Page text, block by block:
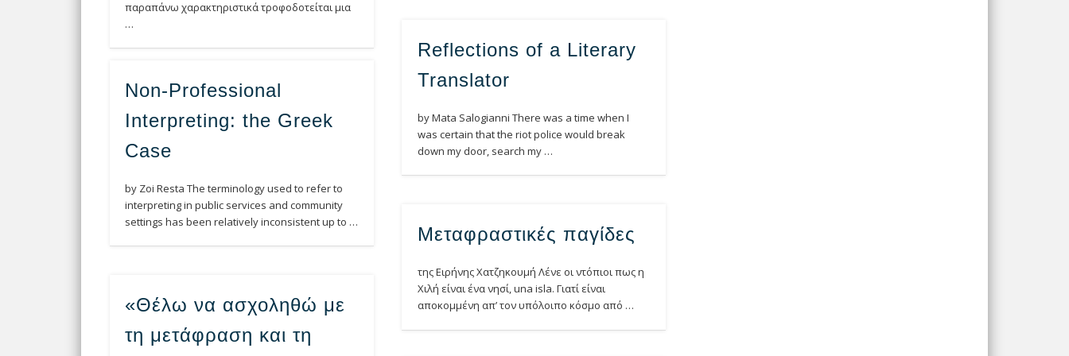
παραπάνω χαρακτηριστικά τροφοδοτείται μια
…
Reflections of a Literary
Translator
by Mata Salogianni There was a time when I
was certain that the riot police would break
down my door, search my …
Non-Professional
Interpreting: the Greek
Case
by Zoi Resta The terminology used to refer to
interpreting in public services and community
settings has been relatively inconsistent up to …
Μεταφραστικές παγίδες
της Ειρήνης Χατζηκουμή Λένε οι ντόπιοι πως η
Χιλή είναι ένα νησί, una isla. Γιατί είναι
αποκομμένη απ’ τον υπόλοιπο κόσμο από …
«Θέλω να ασχοληθώ με
τη μετάφραση και τη